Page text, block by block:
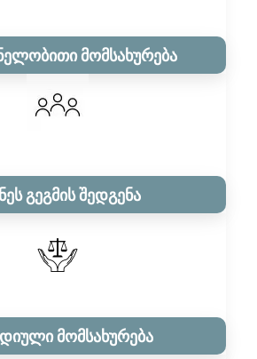
მომსახურება
გეგმის შედგენა
მომსახურება